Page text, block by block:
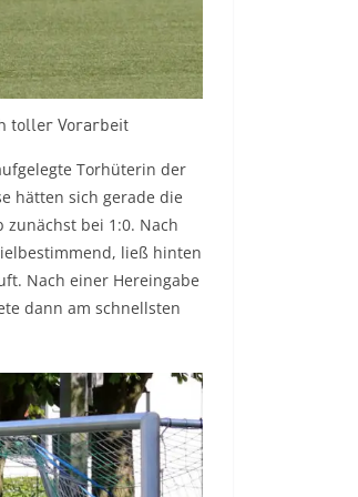
toller Vorarbeit
Torhüterin der
hätten sich gerade die
bei 1:0. Nach
ließ hinten
Nach einer Hereingabe
dann am schnellsten